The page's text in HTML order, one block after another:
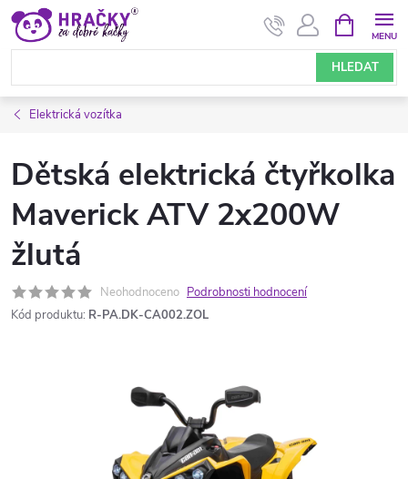
Přejít
obsah
HLEDAT
NÁKUPNÍ
KOŠÍK
Elektrická vozítka
Dětská elektrická čtyřkolka
Maverick ATV 2x200W
žlutá
Neohodnoceno Podrobnosti hodnocení
Kód produktu: R-PA.DK-CA002.ZOL